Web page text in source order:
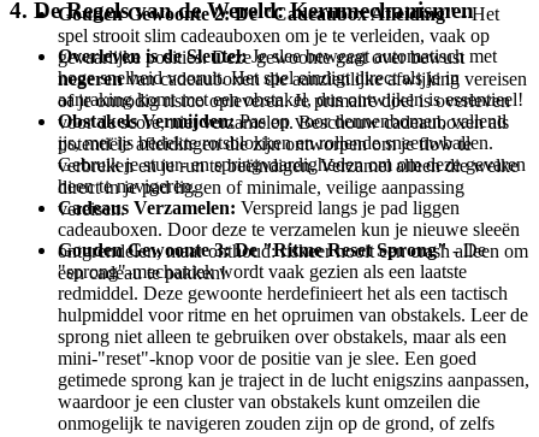
4. De Regels van de Wereld: Kernmechanismen
Overleven is de Sleutel:Je slee beweegt automatisch met
hoge snelheid vooruit. Het spel eindigt direct als je in
aanraking komt met een obstakel, dus ontwijken is essentieel!
Obstakels Vermijden:Pas op voor dennenbomen, vallend
ijs, met ijs bedekte rotsblokken en rollende sneeuwballen.
Gebruik je stuur- en springvaardigheden om om deze gevaren
heen te navigeren.
Cadeaus Verzamelen: Verspreid langs je pad liggen
cadeauboxen. Door deze te verzamelen kun je nieuwe sleeën
ontgrendelen, maar onthoud: riskeer nooit een crash alleen om
een cadeau te pakken!
Gouden Gewoonte 2: De "Cadeaubox Afleiding"- Het
spel strooit slim cadeauboxen om je te verleiden, vaak op
gevaarlijke posities. Deze gewoonte gaat over bewust
negerenvan cadeauboxen die aanzienlijke afwijking vereisen
of je onnodig risico opleveren. Je primaire doel is overleven
voor de score, niet verzamelen. Beschouw cadeauboxen als
potentiële afleidingen die zijn ontworpen om je flow te
verbreken en je run te beëindigen. Verzamel alleen die welke
direct in je pad liggen of minimale, veilige aanpassing
vereisen.
Gouden Gewoonte 3: De "Ritme Reset Sprong"- De
"sprong"-mechaniek wordt vaak gezien als een laatste
redmiddel. Deze gewoonte herdefinieert het als een tactisch
hulpmiddel voor ritme en het opruimen van obstakels. Leer de
sprong niet alleen te gebruiken over obstakels, maar als een
mini-"reset"-knop voor de positie van je slee. Een goed
getimede sprong kan je traject in de lucht enigszins aanpassen,
waardoor je een cluster van obstakels kunt omzeilen die
onmogelijk te navigeren zouden zijn op de grond, of zelfs